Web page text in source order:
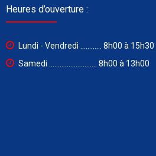
Heures d’ouverture :
Lundi - Vendredi ............ 8h00 à 15h30
Samedi ........................... 8h00 à 13h00